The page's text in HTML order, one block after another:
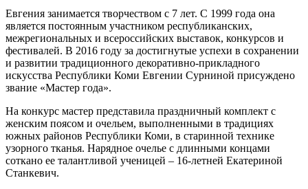
Евгения занимается творчеством с 7 лет. С 1999 года она
является постоянным участником республиканских,
межрегиональных и всероссийских выставок, конкурсов и
фестивалей. В 2016 году за достигнутые успехи в сохранении
и развитии традиционного декоративно-прикладного
искусства Республики Коми Евгении Сурниной присуждено
звание «Мастер года».
На конкурс мастер представила праздничный комплект с
женским поясом и очельем, выполненными в традициях
южных районов Республики Коми, в старинной технике
узорного тканья. Нарядное очелье с длинными концами
соткано ее талантливой ученицей – 16-летней Екатериной
Станкевич.